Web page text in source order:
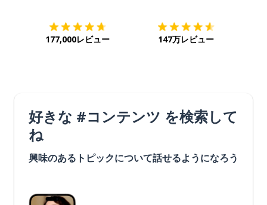
177,000レビュー 147万レビュー
好きな #コンテンツ を検索して
ね
興味のあるトピックについて話せるようになろう